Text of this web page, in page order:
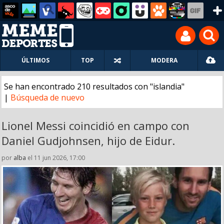
ÚLTIMOS TOP MODERA
Se han encontrado 210 resultados con "islandia"
| Búsqueda de nuevo
Lionel Messi coincidió en campo con
Daniel Gudjohnsen, hijo de Eidur.
por alba el 11 jun 2026, 17:00